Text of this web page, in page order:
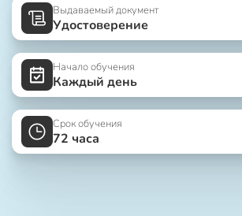
Выдаваемый документ
Удостоверение
Начало обучения
Каждый день
Срок обучения
72 часа